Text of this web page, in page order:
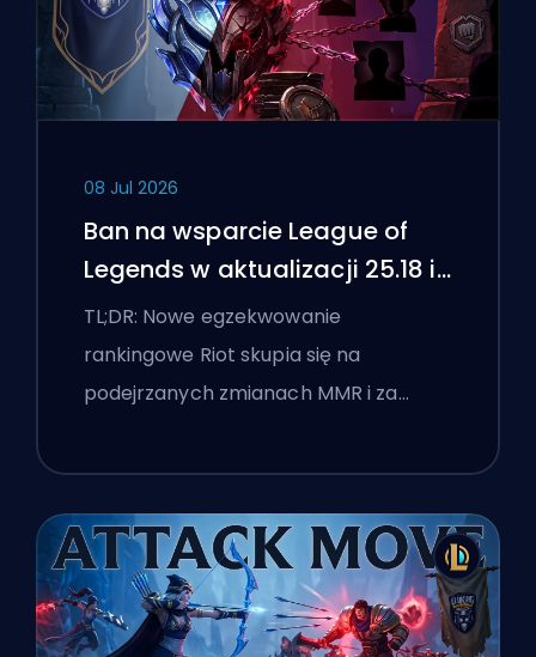
08 Jul 2026
Ban na wsparcie League of
Legends w aktualizacji 25.18 i
flagi boostingu
TL;DR: Nowe egzekwowanie
rankingowe Riot skupia się na
podejrzanych zmianach MMR i za…